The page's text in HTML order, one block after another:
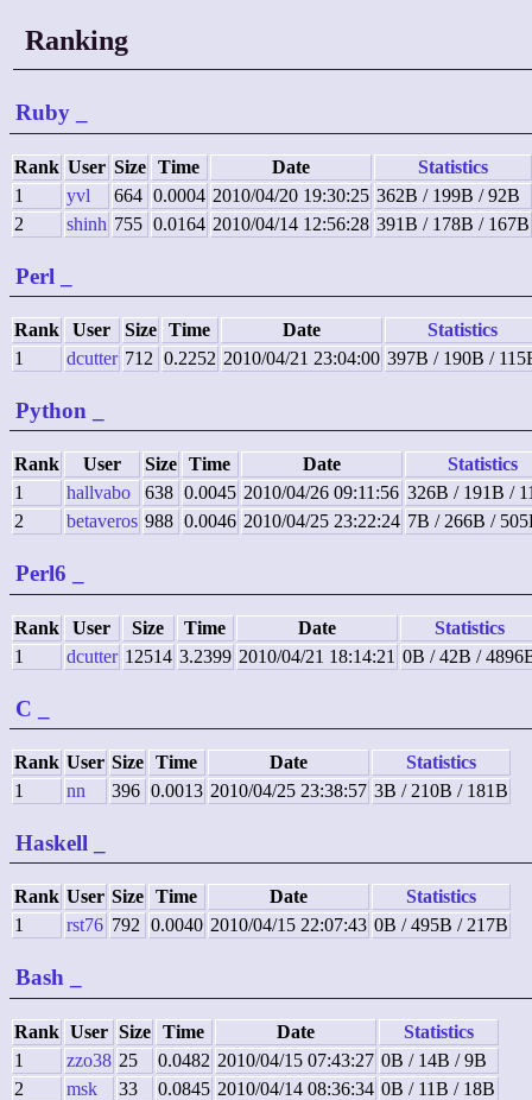
Ranking
Ruby
Rank User Size Time Date
Statistics
1
yvl 664 0.0004 2010/04/20 19:30:25 362B / 199B / 92B
2
shinh 755 0.0164 2010/04/14 12:56:28 391B / 178B / 167B
Perl
Rank User Size Time Date
Statistics
1
dcutter 712 0.2252 2010/04/21 23:04:00 397B / 190B /
Python
Rank User Size Time Date
Statistics
1
hallvabo 638 0.0045 2010/04/26 09:11:56 326B / 191B /
2
betaveros 988 0.0046 2010/04/25 23:22:24 7B / 266B /
Perl6
Rank User Size Time Date
Statistics
1
dcutter 12514 3.2399 2010/04/21 18:14:21 0B / 42B /
C
Rank User Size Time Date
Statistics
1
nn 396 0.0013 2010/04/25 23:38:57 3B / 210B / 181B
Haskell
Rank User Size Time Date
Statistics
1
rst76 792 0.0040 2010/04/15 22:07:43 0B / 495B / 217B
Bash
Rank User Size Time Date
Statistics
1
zzo38 25 0.0482 2010/04/15 07:43:27 0B / 14B / 9B
2
msk 33 0.0845 2010/04/14 08:36:34 0B / 11B / 18B